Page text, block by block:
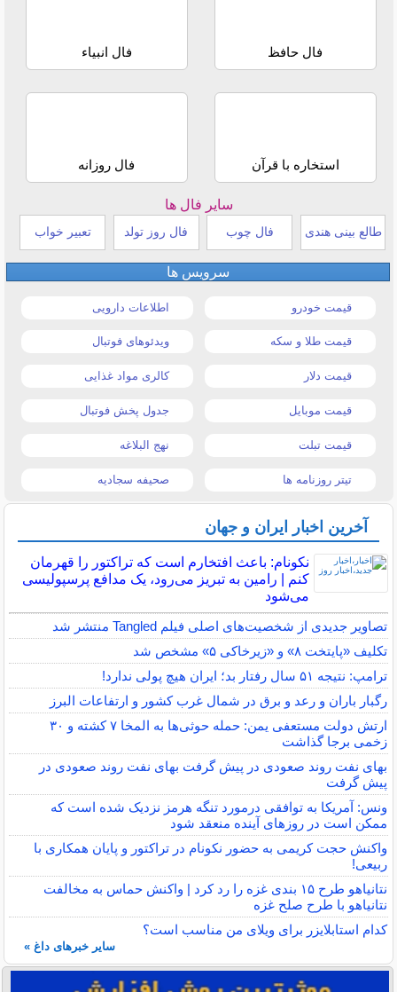
فال حافظ فال انبیاء
استخاره با قرآن فال روزانه
سایر فال ها
طالع بینی هندی فال چوب فال روز تولد تعبیر خواب
سرویس ها
قیمت خودرو اطلاعات دارویی
قیمت طلا و سکه ویدئوهای فوتبال
قیمت دلار کالری مواد غذایی
قیمت موبایل جدول پخش فوتبال
قیمت تبلت نهج البلاغه
تیتر روزنامه ها صحیفه سجادیه
آخرین اخبار ایران و جهان
نکونام: باعث افتخارم است که تراکتور را قهرمان
کنم | رامین به تبریز می‌رود، یک مدافع پرسپولیسی
می‌شود
تصاویر جدیدی از شخصیت‌های اصلی فیلم Tangled منتشر شد
تکلیف «پایتخت ۸» و «زیرخاکی ۵» مشخص شد
ترامپ: نتیجه ۵۱ سال رفتار بد؛ ایران هیچ پولی ندارد!
رگبار باران و رعد و برق در شمال غرب کشور و ارتفاعات البرز
ارتش دولت مستعفی یمن: حمله حوثی‌ها به المخا ۷ کشته و ۳۰
زخمی برجا گذاشت
بهای نفت روند صعودی در پیش گرفت بهای نفت روند صعودی در
پیش گرفت
ونس: آمریکا به توافقی درمورد تنگه هرمز نزدیک شده است که
ممکن است در روزهای آینده منعقد شود
واکنش حجت کریمی به حضور نکونام در تراکتور و پایان همکاری با
ربیعی!
نتانیاهو طرح ۱۵ بندی غزه را رد کرد | واکنش حماس به مخالفت
نتانیاهو با طرح صلح غزه
کدام استابلایزر برای ویلای من مناسب است؟
سایر خبرهای داغ »